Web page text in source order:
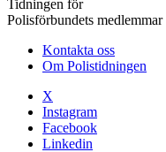
Tidningen för
Polisförbundets medlemmar
Kontakta oss
Om Polistidningen
X
Instagram
Facebook
Linkedin